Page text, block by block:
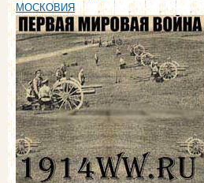
МОСКОВИЯ